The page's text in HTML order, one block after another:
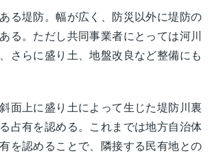
る堤防。幅が広く、防災以外に堤防の
る。ただし共同事業者にとっては河川
さらに盛り土、地盤改良など整備にも
面上に盛り土によって生じた堤防川裏
占有を認める。これまでは地方自治体
を認めることで、隣接する民有地との